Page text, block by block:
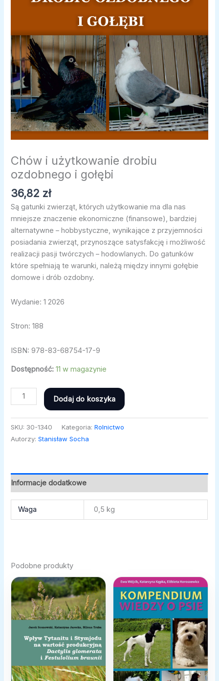
Chów i użytkowanie drobiu
ozdobnego i gołębi
36,82 zł
Są gatunki zwierząt, których użytkowanie ma dla nas
mniejsze znaczenie ekonomiczne (finansowe), bardziej
alternatywne – hobbystyczne, wynikające z przyjemności
posiadania zwierząt, przynoszące satysfakcję i możliwość
realizacji pasji twórczych – hodowlanych. Do gatunków
które spełniają te warunki, należą między innymi gołębie
domowe i drób ozdobny.
Wydanie: 1 2026
Stron: 188
ISBN: 978-83-68754-17-9
Dostępność: 11 w magazynie
Dodaj do koszyka
SKU: 30-1340 Kategoria:Rolnictwo
Autorzy:Stanisław Socha
Informacje dodatkowe
Waga 0,5 kg
Podobne produkty